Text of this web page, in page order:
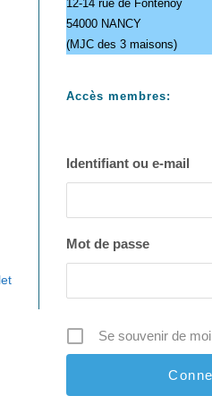
12-14 rue de Fontenoy
54000 NANCY
(MJC des 3 maisons)
Accès membres:
Identifiant ou e-mail
Mot de passe
Se souvenir de moi